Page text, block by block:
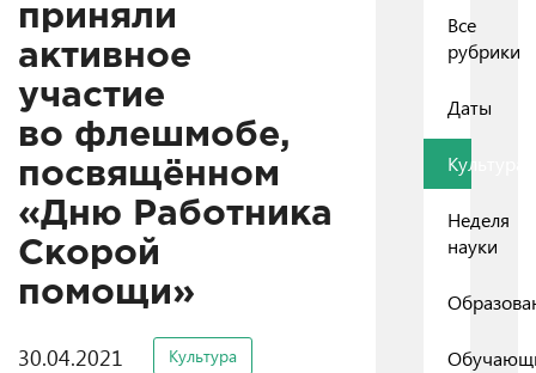
приняли
активное
участие
во флешмобе,
посвящённом
«Дню Работника
Скорой
помощи»
30.04.2021
Культура
Все
рубрики
Даты
Культура
Неделя
науки